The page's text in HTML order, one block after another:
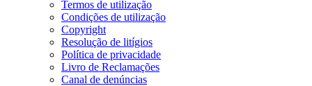
Termos de utilização
Condições de utilização
Copyright
Resolução de litígios
Política de privacidade
Livro de Reclamações
Canal de denúncias